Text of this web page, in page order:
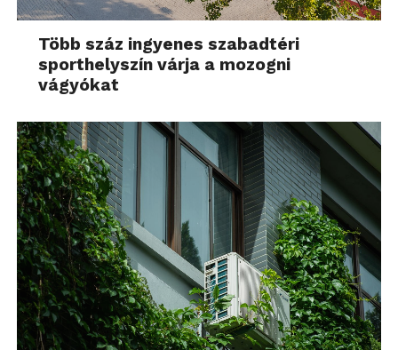
Több száz ingyenes szabadtéri
sporthelyszín várja a mozogni
vágyókat